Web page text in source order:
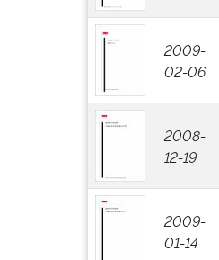
2009-
02-06
2008-
12-19
2009-
01-14